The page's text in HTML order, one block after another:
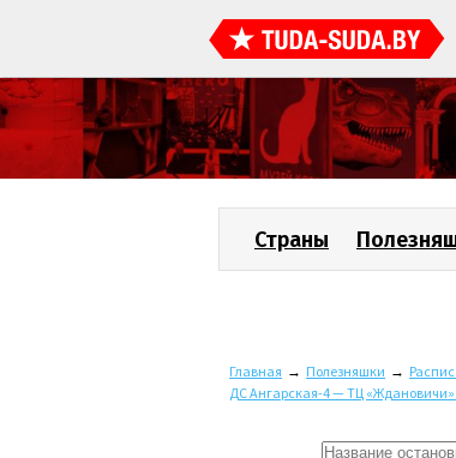
Страны
Главная → Полезняшки →
ДС Ангарская-4 — ТЦ «Ждановичи»